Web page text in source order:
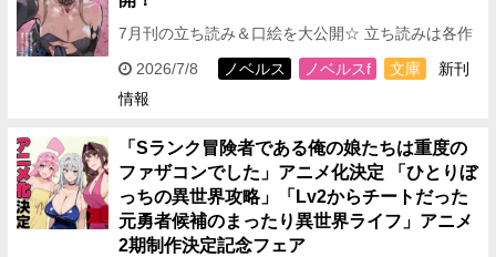
7月刊の立ち読み＆口絵を大公開☆ 立ち読みは各作
品ページにて読むことができます！ どこよりも早く
7月刊のストーリーをチェックできますので、 気に
なる作品は…
2026/7/8 ノベルス ノベルスf 文庫
新刊
情報
「Sランク冒険者である俺の娘たちは重度の
ファザコンでした」アニメ化決定 「ひとりぼ
っちの異世界攻略」「Lv2からチートだった
元勇者候補のまったり異世界ライフ」アニメ
2期制作決定記念フェア